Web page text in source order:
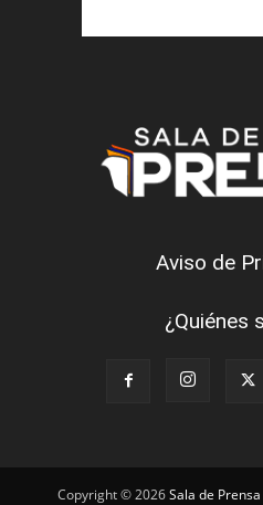
Aviso de
¿Quiénes
Copyright © 2026Sala de